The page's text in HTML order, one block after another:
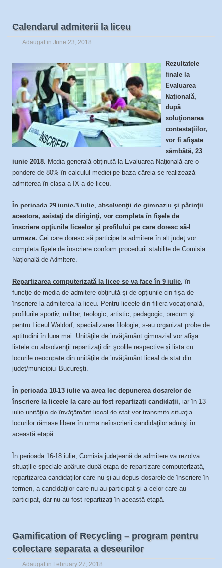
Calendarul admiterii la liceu
Adaugat in June 23, 2018
Rezultatele
finale la
Evaluarea
Naţională,
după
soluţionarea
contestaţiilor,
vor fi afişate
sâmbătă, 23
iunie 2018. Media generală obţinută la Evaluarea Naţională are o
pondere de 80% în calculul mediei pe baza căreia se realizează
admiterea în clasa a IX-a de liceu.
În perioada 29 iunie-3 iulie, absolvenţii de gimnaziu şi părinţii
acestora, asistaţi de diriginţi, vor completa în fişele de
înscriere opţiunile liceelor şi profilului pe care doresc să-l
urmeze. Cei care doresc să participe la admitere în alt judeţ vor
completa fişele de înscriere conform procedurii stabilite de Comisia
Naţională de Admitere.
Repartizarea computerizată la licee se va face în 9 iulie , în
funcţie de media de admitere obţinută şi de opţiunile din fişa de
înscriere la admiterea la liceu. Pentru liceele din filiera vocaţională,
profilurile sportiv, militar, teologic, artistic, pedagogic, precum şi
pentru Liceul Waldorf, specializarea filologie, s-au organizat probe de
aptitudini în luna mai. Unităţile de învăţământ gimnazial vor afişa
listele cu absolvenţii repartizaţi din şcolile respective şi lista cu
locurile neocupate din unităţile de învăţământ liceal de stat din
judeţ/municipiul Bucureşti.
În perioada 10-13 iulie va avea loc depunerea dosarelor de
înscriere la liceele la care au fost repartizaţi candidaţii, iar în 13
iulie unităţile de învăţământ liceal de stat vor transmite situaţia
locurilor rămase libere în urma neînscrierii candidaţilor admişi în
această etapă.
În perioada 16-18 iulie, Comisia judeţeană de admitere va rezolva
situaţiile speciale apărute după etapa de repartizare computerizată,
repartizarea candidaţilor care nu şi-au depus dosarele de înscriere în
termen, a candidaţilor care nu au participat şi a celor care au
participat, dar nu au fost repartizaţi în această etapă.
Gamification of Recycling – program pentru
colectare separata a deseurilor
Adaugat in February 27, 2018